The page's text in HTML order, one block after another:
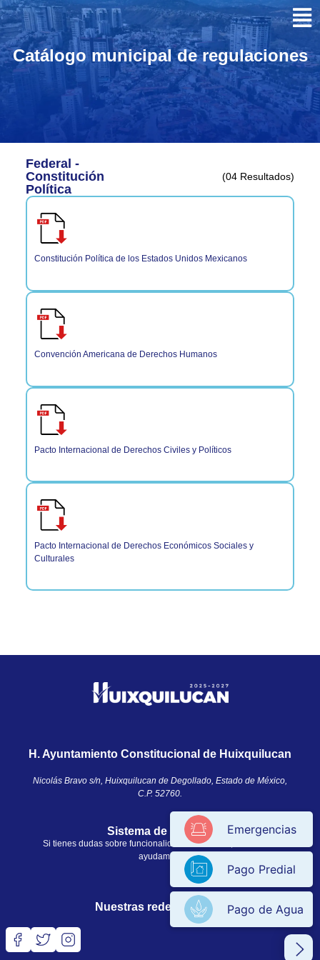
Catálogo municipal de regulaciones
Federal -
Constitución
Política
(04 Resultados)
Constitución Política de los Estados Unidos Mexicanos
Convención Americana de Derechos Humanos
Pacto Internacional de Derechos Civiles y Políticos
Pacto Internacional de Derechos Económicos Sociales y
Culturales
H. Ayuntamiento Constitucional de Huixquilucan
Nicolás Bravo s/n, Huixquilucan de Degollado, Estado de México,
C.P. 52760.​
Sistema de ayuda
Si tienes dudas sobre funcionalidades en el sitio, nosotros te
ayudamos.
Nuestras redes sociales Pago de Agua
Pago Predial
Emergencias